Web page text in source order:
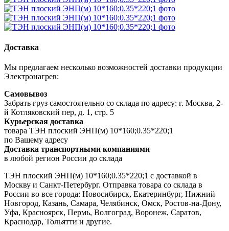
Доставка
Мы предлагаем несколько возможностей доставки продукции
Электронагрев:
Самовывоз
Забрать груз самостоятельно со склада по адресу: г. Москва, 2-
й Котляковский пер, д. 1, стр. 5
Курьерская доставка
товара ТЭН плоский ЭНП(м) 10*160;0.35*220;1
по Вашему адресу
Доставка транспортными компаниями
в любой регион России до склада
ТЭН плоский ЭНП(м) 10*160;0.35*220;1 с доставкой в
Москву и Санкт-Петербург. Отправка товара со склада в
России во все города: Новосибирск, Екатеринбург, Нижний
Новгород, Казань, Самара, Челябинск, Омск, Ростов-на-Дону,
Уфа, Красноярск, Пермь, Волгоград, Воронеж, Саратов,
Краснодар, Тольятти и другие.